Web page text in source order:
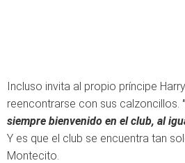
Incluso invita al propio príncipe
reencontrarse con sus calzoncillos.
siempre bienvenido en el club, al
Y es que el club se encuentra tan
Montecito.